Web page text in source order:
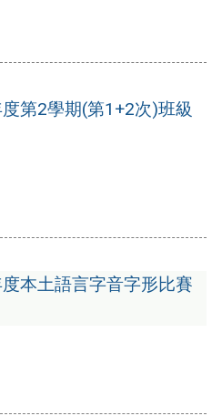
第2學期(第1+2次)班級
本土語言字音字形比賽